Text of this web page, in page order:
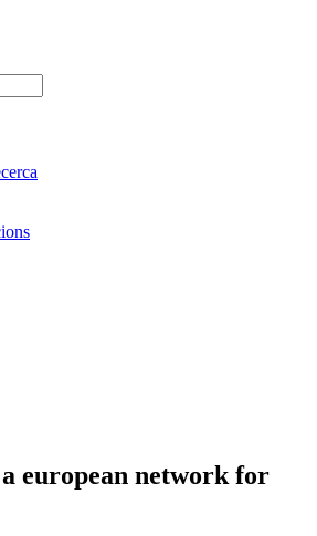
european network for